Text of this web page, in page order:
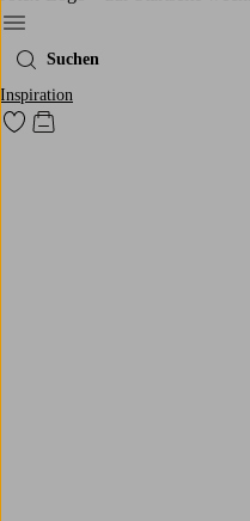
Ellos‘ Menü
Suchen
Inspiration
Zu den als Favoriten markierten
Zum Warenkorb